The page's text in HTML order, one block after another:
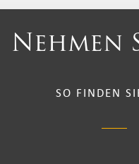
Nehmen
SO FINDEN